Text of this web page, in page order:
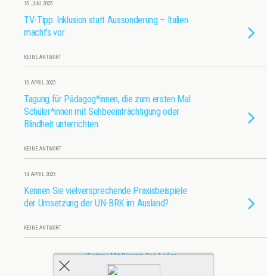
15. JUNI 2025
TV-Tipp: Inklusion statt Aussonderung – Italien
macht’s vor
KEINE ANTWORT
15. APRIL 2025
Tagung für Pädagog*innen, die zum ersten Mal
Schüler*innen mit Sehbeeinträchtigung oder
Blindheit unterrichten
KEINE ANTWORT
14. APRIL 2025
Kennen Sie vielversprechende Praxisbeispiele
der Umsetzung der UN-BRK im Ausland?
KEINE ANTWORT
Weitere Mit Diesem Tag Laden…